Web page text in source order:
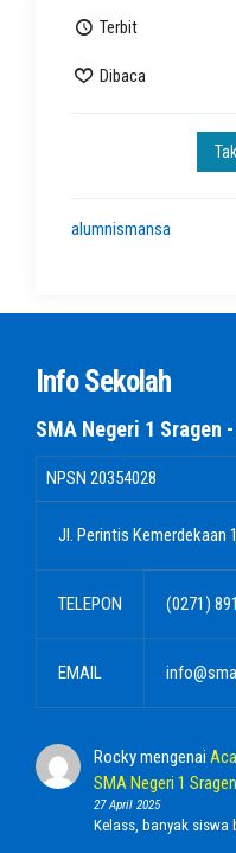
Terbit
Dibaca
alumnismansa
Info Sekolah
SMA Negeri 1 Sragen
NPSN 20354028
Jl. Perintis Kemerdekaan
TELEPON (0271)
EMAIL
Rockymengenai
SMA Negeri 1 Sragen
27 April 2025
Kelass, banyak siswa